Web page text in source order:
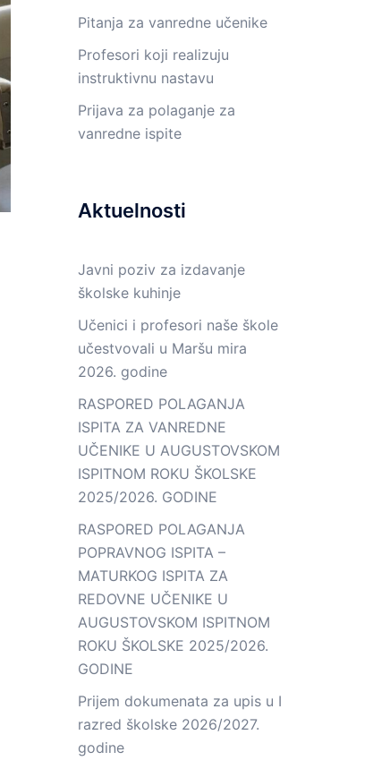
Pitanja za vanredne učenike
Profesori koji realizuju
instruktivnu nastavu
Prijava za polaganje za
vanredne ispite
Aktuelnosti
Javni poziv za izdavanje
školske kuhinje
Učenici i profesori naše škole
učestvovali u Maršu mira
2026. godine
RASPORED POLAGANJA
ISPITA ZA VANREDNE
UČENIKE U AUGUSTOVSKOM
ISPITNOM ROKU ŠKOLSKE
2025/2026. GODINE
RASPORED POLAGANJA
POPRAVNOG ISPITA –
MATURKOG ISPITA ZA
REDOVNE UČENIKE U
AUGUSTOVSKOM ISPITNOM
ROKU ŠKOLSKE 2025/2026.
GODINE
Prijem dokumenata za upis u I
razred školske 2026/2027.
godine